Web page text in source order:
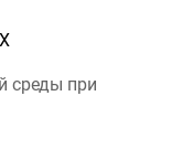
среды при